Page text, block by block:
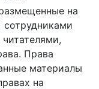
на
сотрудниками
Права
материалы
на